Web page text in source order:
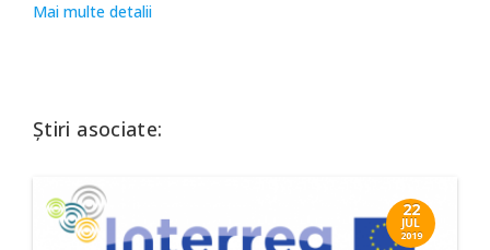
Mai multe detalii
Știri asociate:
22
JUL
2019